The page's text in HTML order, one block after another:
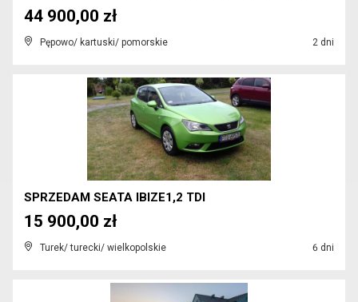
Pępowo/ kartuski/ pomorskie 2 dni
44 900,00 zł
SPRZEDAM SEATA IBIZE1,2 TDI
Turek/ turecki/ wielkopolskie 6 dni
15 900,00 zł